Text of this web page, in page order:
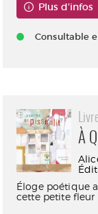
Plus d'infos
Consultable
À
Éloge poétique
cette petite fleur